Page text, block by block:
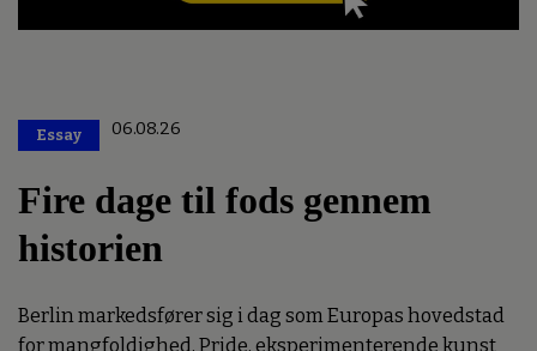
Essay 06.08.26
Fire dage til fods gennem
historien
Berlin markedsfører sig i dag som Europas hovedstad
for mangfoldighed, Pride, eksperimenterende kunst